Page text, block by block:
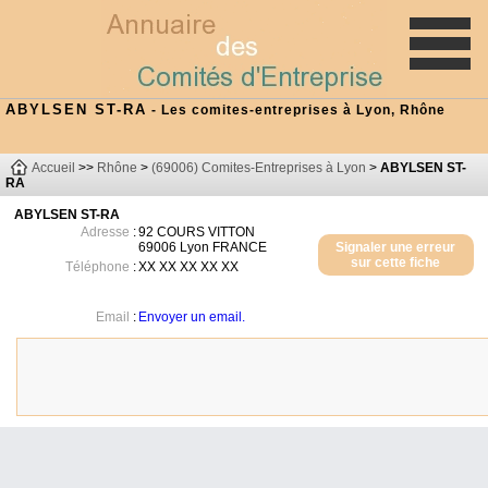
ABYLSEN ST-RA - Les comites-entreprises à Lyon, Rhône
Accueil >> Rhône > (69006) Comites-Entreprises à Lyon > ABYLSEN ST-
RA
ABYLSEN ST-RA
Signaler une erreur
sur cette fiche
Adresse :92 COURS VITTON
69006 Lyon FRANCE
Téléphone :XX XX XX XX XX
Email : Envoyer un email.